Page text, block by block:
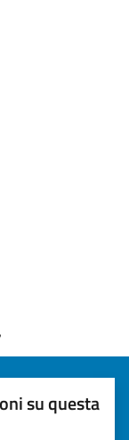
su questa